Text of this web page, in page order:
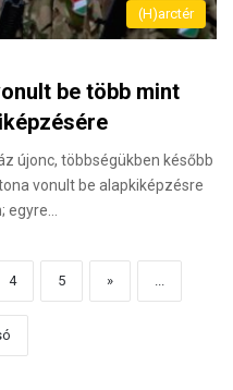
(H)arctér
be több mint
újonc, többségükben később
vonult be alapkiképzésre
egyre…
4 5 » ...